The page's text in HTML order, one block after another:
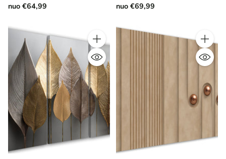
nuo €64,99
elegancijos žavesys
nuo €69,99
Kiekis Kiekis